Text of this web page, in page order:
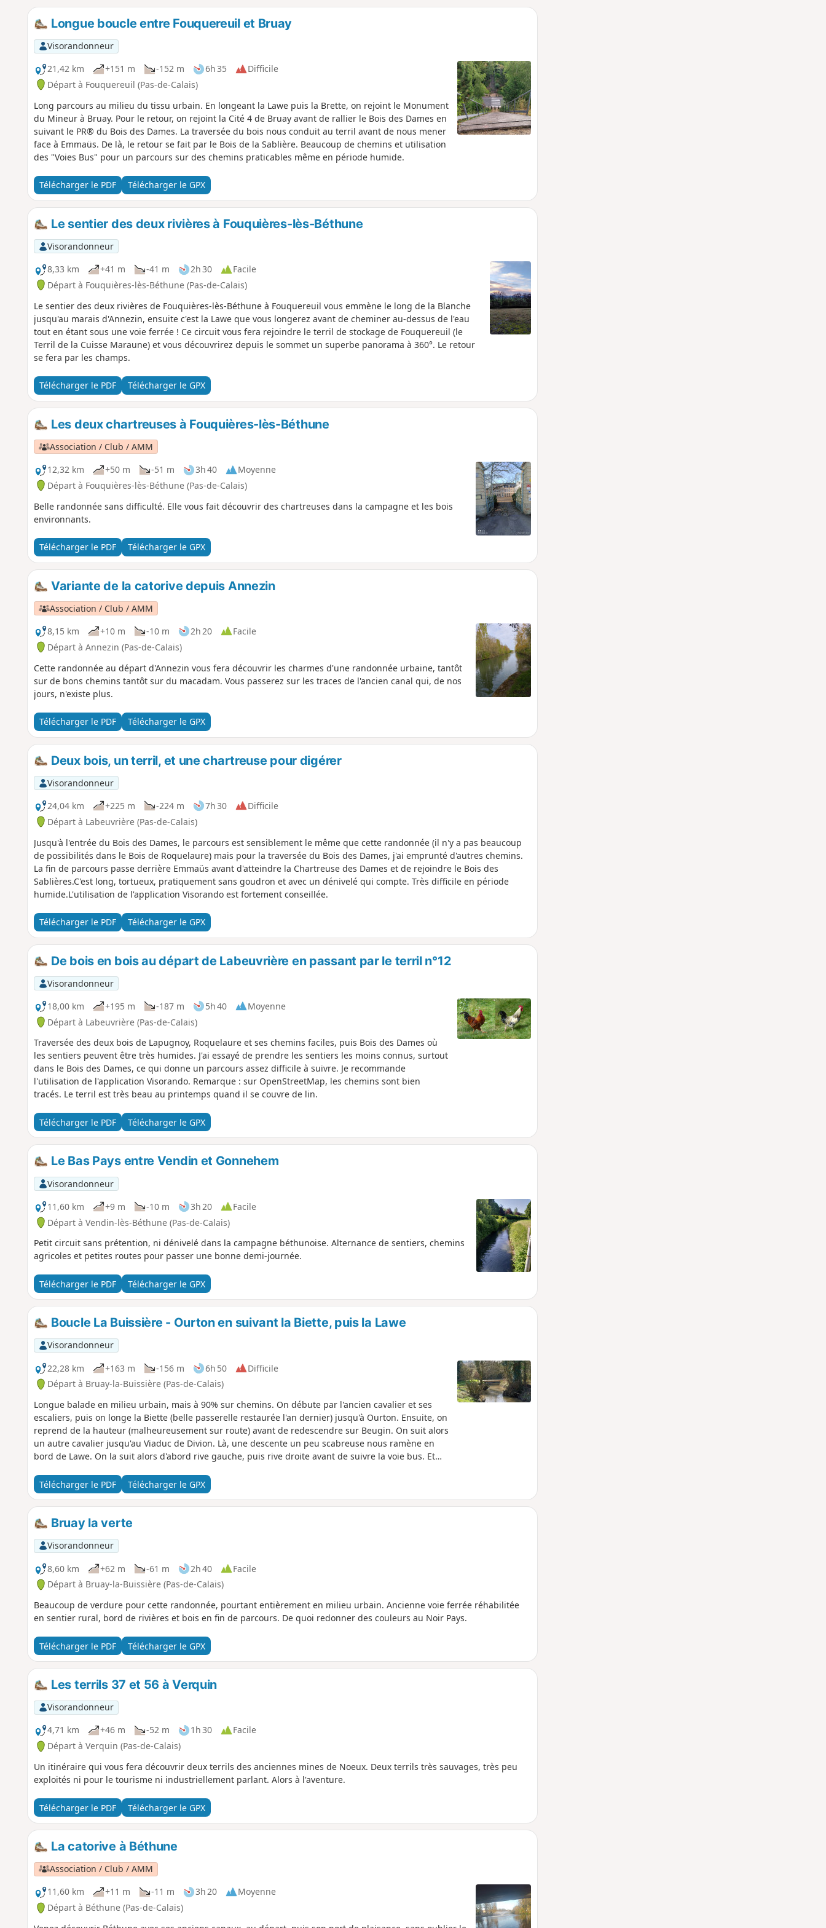
Longue boucle entre Fouquereuil et Bruay
Visorandonneur
21,42 km
+151 m -152 m 6h 35
Difficile
Départ à Fouquereuil (Pas-de-Calais)
Long parcours au milieu du tissu urbain. En longeant la Lawe puis la Brette, on rejoint le Monument
du Mineur à Bruay. Pour le retour, on rejoint la Cité 4 de Bruay avant de rallier le Bois des Dames en
suivant le PR® du Bois des Dames. La traversée du bois nous conduit au terril avant de nous mener
face à Emmaüs. De là, le retour se fait par le Bois de la Sablière. Beaucoup de chemins et utilisation
des "Voies Bus" pour un parcours sur des chemins praticables même en période humide.
Télécharger le PDF Télécharger le GPX
Le sentier des deux rivières à Fouquières-lès-Béthune
Visorandonneur
8,33 km
+41 m -41 m 2h 30
Facile
Départ à Fouquières-lès-Béthune (Pas-de-Calais)
Le sentier des deux rivières de Fouquières-lès-Béthune à Fouquereuil vous emmène le long de la Blanche
jusqu'au marais d'Annezin, ensuite c'est la Lawe que vous longerez avant de cheminer au-dessus de l'eau
tout en étant sous une voie ferrée ! Ce circuit vous fera rejoindre le terril de stockage de Fouquereuil (le
Terril de la Cuisse Maraune) et vous découvrirez depuis le sommet un superbe panorama à 360°. Le retour
se fera par les champs.
Télécharger le PDF Télécharger le GPX
Les deux chartreuses à Fouquières-lès-Béthune
Association / Club / AMM
12,32 km
+50 m -51 m 3h 40
Moyenne
Départ à Fouquières-lès-Béthune (Pas-de-Calais)
Belle randonnée sans difficulté. Elle vous fait découvrir des chartreuses dans la campagne et les bois
environnants.
Télécharger le PDF Télécharger le GPX
Variante de la catorive depuis Annezin
Association / Club / AMM
8,15 km
+10 m -10 m 2h 20
Facile
Départ à Annezin (Pas-de-Calais)
Cette randonnée au départ d'Annezin vous fera découvrir les charmes d'une randonnée urbaine, tantôt
sur de bons chemins tantôt sur du macadam. Vous passerez sur les traces de l'ancien canal qui, de nos
jours, n'existe plus.
Télécharger le PDF Télécharger le GPX
Deux bois, un terril, et une chartreuse pour digérer
Visorandonneur
24,04 km
+225 m -224 m 7h 30
Difficile
Départ à Labeuvrière (Pas-de-Calais)
Jusqu'à l'entrée du Bois des Dames, le parcours est sensiblement le même que cette randonnée (il n'y a pas beaucoup
de possibilités dans le Bois de Roquelaure) mais pour la traversée du Bois des Dames, j'ai emprunté d'autres chemins.
La fin de parcours passe derrière Emmaüs avant d'atteindre la Chartreuse des Dames et de rejoindre le Bois des
Sablières.C'est long, tortueux, pratiquement sans goudron et avec un dénivelé qui compte. Très difficile en période
humide.L'utilisation de l'application Visorando est fortement conseillée.
Télécharger le PDF Télécharger le GPX
De bois en bois au départ de Labeuvrière en passant par le terril n°12
Visorandonneur
18,00 km
+195 m -187 m 5h 40
Moyenne
Départ à Labeuvrière (Pas-de-Calais)
Traversée des deux bois de Lapugnoy, Roquelaure et ses chemins faciles, puis Bois des Dames où
les sentiers peuvent être très humides. J'ai essayé de prendre les sentiers les moins connus, surtout
dans le Bois des Dames, ce qui donne un parcours assez difficile à suivre. Je recommande
l'utilisation de l'application Visorando. Remarque : sur OpenStreetMap, les chemins sont bien
tracés. Le terril est très beau au printemps quand il se couvre de lin.
Télécharger le PDF Télécharger le GPX
Le Bas Pays entre Vendin et Gonnehem
Visorandonneur
11,60 km
+9 m -10 m 3h 20
Facile
Départ à Vendin-lès-Béthune (Pas-de-Calais)
Petit circuit sans prétention, ni dénivelé dans la campagne béthunoise. Alternance de sentiers, chemins
agricoles et petites routes pour passer une bonne demi-journée.
Télécharger le PDF Télécharger le GPX
Boucle La Buissière - Ourton en suivant la Biette, puis la Lawe
Visorandonneur
22,28 km
+163 m -156 m 6h 50
Difficile
Départ à Bruay-la-Buissière (Pas-de-Calais)
Longue balade en milieu urbain, mais à 90% sur chemins. On débute par l'ancien cavalier et ses
escaliers, puis on longe la Biette (belle passerelle restaurée l'an dernier) jusqu'à Ourton. Ensuite, on
reprend de la hauteur (malheureusement sur route) avant de redescendre sur Beugin. On suit alors
un autre cavalier jusqu'au Viaduc de Divion. Là, une descente un peu scabreuse nous ramène en
bord de Lawe. On la suit alors d'abord rive gauche, puis rive droite avant de suivre la voie bus. Et
Télécharger le PDF
Télécharger le GPX
Bruay la verte
Visorandonneur
8,60 km
+62 m -61 m 2h 40
Facile
Départ à Bruay-la-Buissière (Pas-de-Calais)
Beaucoup de verdure pour cette randonnée, pourtant entièrement en milieu urbain. Ancienne voie ferrée réhabilitée
en sentier rural, bord de rivières et bois en fin de parcours. De quoi redonner des couleurs au Noir Pays.
Télécharger le PDF Télécharger le GPX
Les terrils 37 et 56 à Verquin
Visorandonneur
4,71 km
+46 m -52 m 1h 30
Facile
Départ à Verquin (Pas-de-Calais)
Un itinéraire qui vous fera découvrir deux terrils des anciennes mines de Noeux. Deux terrils très sauvages, très peu
exploités ni pour le tourisme ni industriellement parlant. Alors à l'aventure.
Télécharger le PDF Télécharger le GPX
La catorive à Béthune
Association / Club / AMM
11,60 km
+11 m -11 m 3h 20
Moyenne
Départ à Béthune (Pas-de-Calais)